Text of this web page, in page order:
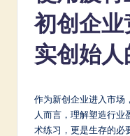
m
p
初创企
实创始
作为新创企业进入市场
人而言，理解塑造行
术练习，更是生存的必